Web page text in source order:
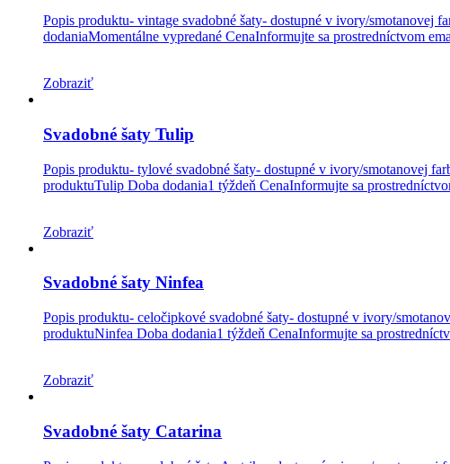
Popis produktu- vintage svadobné šaty- dostupné v ivory/
dodaniaMomentálne vypredané CenaInformujte sa prostredníctvom
Zobraziť
Svadobné šaty Tulip
Popis produktu- tylové svadobné šaty- dostupné v ivory/smotanovej
produktuTulip Doba dodania1 týždeň CenaInformujte sa
Zobraziť
Svadobné šaty Ninfea
Popis produktu- celočipkové svadobné šaty- dostupné v ivory/
produktuNinfea Doba dodania1 týždeň CenaInformujte sa
Zobraziť
Svadobné šaty Catarina